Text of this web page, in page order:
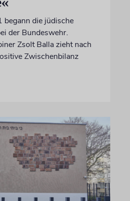
die jüdische
der Bundeswehr.
Zsolt Balla zieht nach
Zwischenbilanz